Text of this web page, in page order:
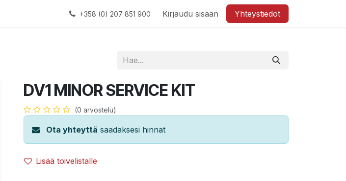
+358 (0) 207 851 900 Kirjaudu sisään Yhteystiedot
DV1 MINOR SERVICE KIT
(0 arvostelu)
Ota yhteyttä saadaksesi hinnat
Lisää toivelistalle